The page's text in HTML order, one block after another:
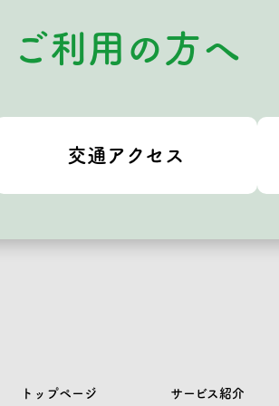
ご利用の方へ
交通アクセス
トップページ サービス紹介